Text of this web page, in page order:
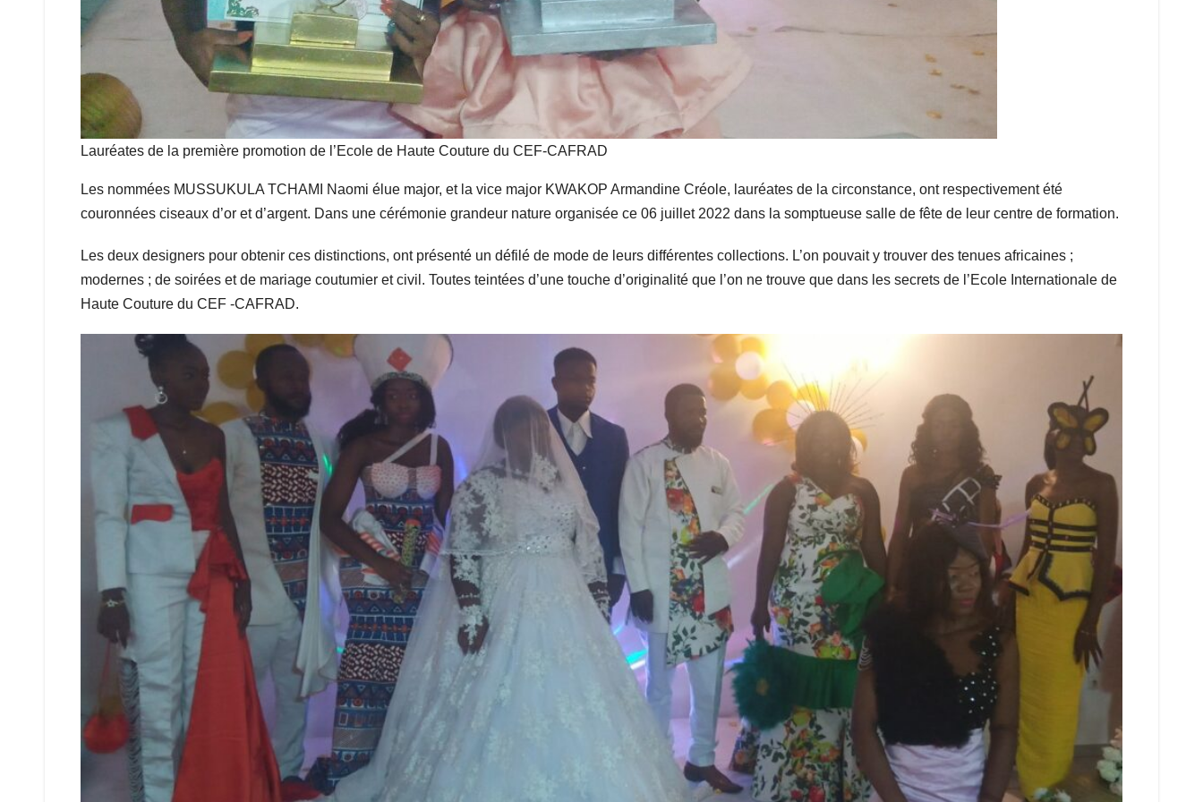
Lauréates de la première promotion de l’Ecole de Haute Couture du CEF-CAFRAD
Les nommées MUSSUKULA TCHAMI Naomi élue major, et la vice major KWAKOP Armandine Créole, lauréates de la circonstance, ont respectivement été
couronnées ciseaux d’or et d’argent. Dans une cérémonie grandeur nature organisée ce 06 juillet 2022 dans la somptueuse salle de fête de leur centre de formation.
Les deux designers pour obtenir ces distinctions, ont présenté un défilé de mode de leurs différentes collections. L’on pouvait y trouver des tenues africaines ;
modernes ; de soirées et de mariage coutumier et civil. Toutes teintées d’une touche d’originalité que l’on ne trouve que dans les secrets de l’Ecole Internationale de
Haute Couture du CEF -CAFRAD.